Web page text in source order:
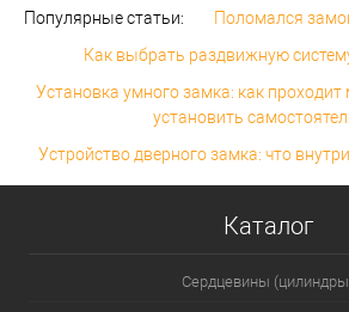
Популярные статьи:
Поломался
Как выбрать раздвижную
Установка умного замка: как
установить
Устройство дверного замка: что
Каталог
Сердцевины